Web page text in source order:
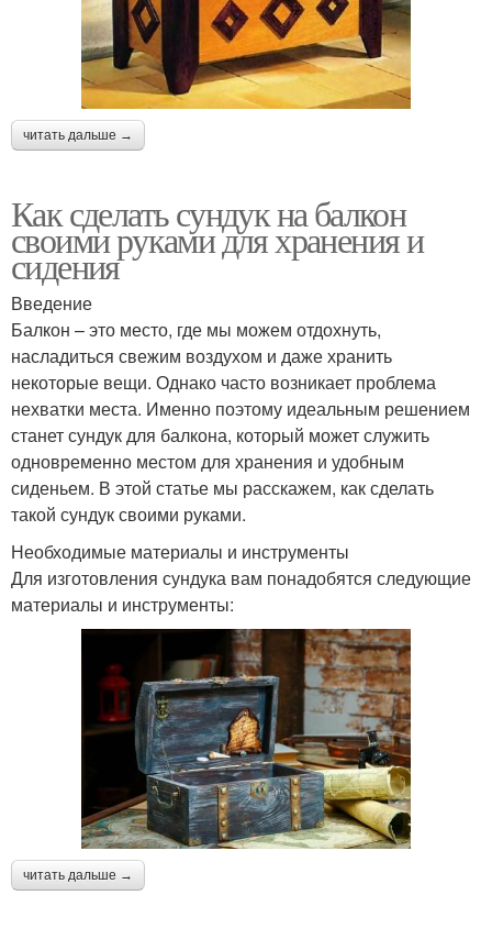
читать дальше →
Как сделать сундук на балкон
своими руками для хранения и
сидения
Введение
Балкон – это место, где мы можем отдохнуть,
насладиться свежим воздухом и даже хранить
некоторые вещи. Однако часто возникает проблема
нехватки места. Именно поэтому идеальным решением
станет сундук для балкона, который может служить
одновременно местом для хранения и удобным
сиденьем. В этой статье мы расскажем, как сделать
такой сундук своими руками.
Необходимые материалы и инструменты
Для изготовления сундука вам понадобятся следующие
материалы и инструменты:
читать дальше →